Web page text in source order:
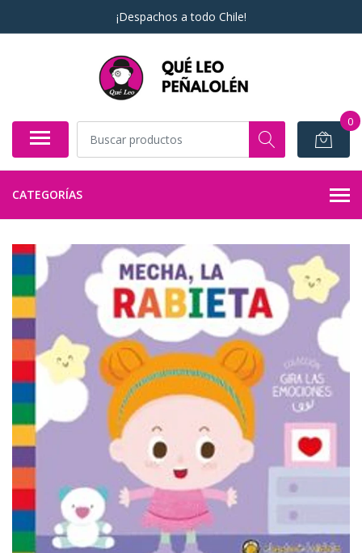
¡Despachos a todo Chile!
0
CATEGORÍAS